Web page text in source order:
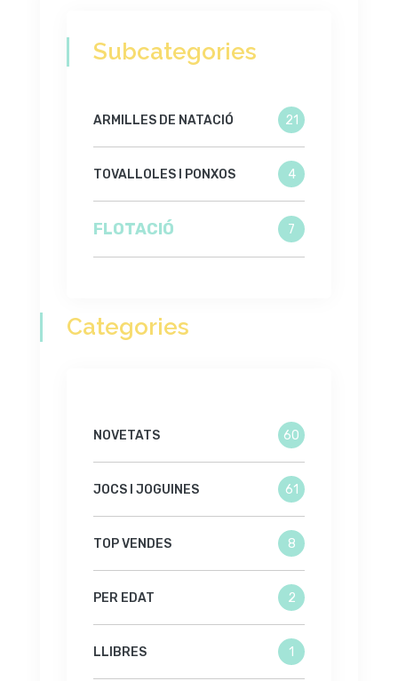
Subcategories
ARMILLES DE NATACIÓ 21
TOVALLOLES I PONXOS 4
FLOTACIÓ 7
Categories
NOVETATS 60
JOCS I JOGUINES 61
TOP VENDES 8
PER EDAT 2
LLIBRES 1